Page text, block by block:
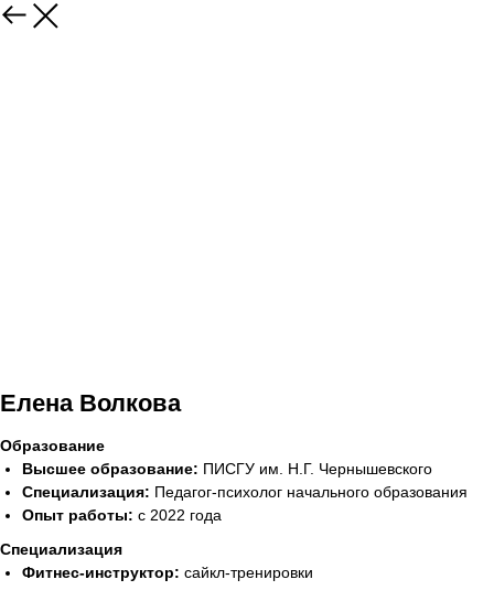
Елена Волкова
Образование
Высшее образование: ПИСГУ им. Н.Г. Чернышевского
Специализация: Педагог-психолог начального образования
Опыт работы: с 2022 года
Специализация
Фитнес-инструктор: сайкл-тренировки